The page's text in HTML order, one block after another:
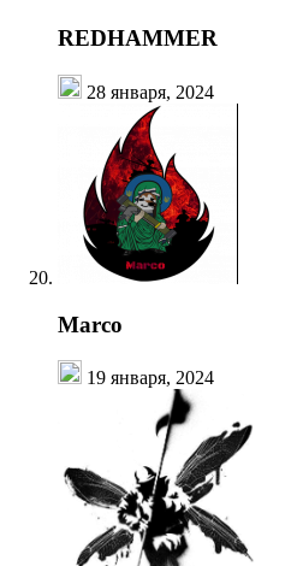
REDHAMMER
28 января, 2024
Marco
19 января, 2024